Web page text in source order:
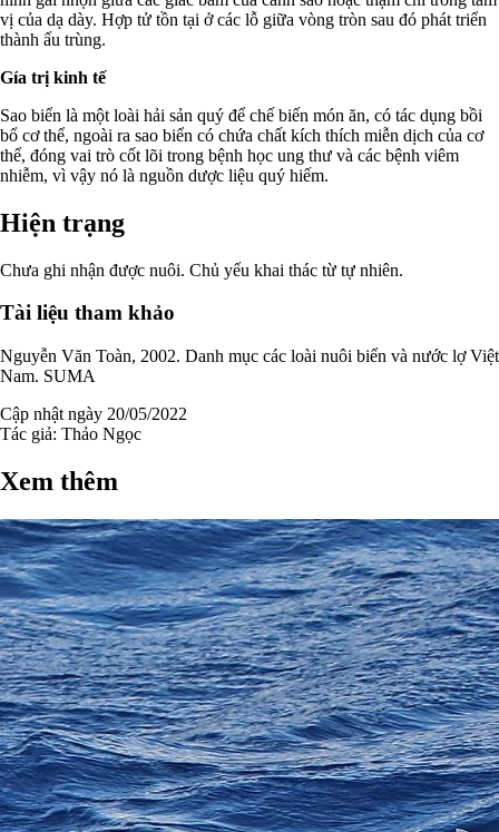
vị của dạ dày. Hợp tử tồn tại ở các lỗ giữa vòng tròn sau đó phát triển
thành ấu trùng.
Gía trị kinh tế
Sao biển là một loài hải sản quý để chế biến món ăn, có tác dụng bồi
bổ cơ thể, ngoài ra sao biển có chứa chất kích thích miễn dịch của cơ
thể, đóng vai trò cốt lõi trong bệnh học ung thư và các bệnh viêm
nhiễm, vì vậy nó là nguồn dược liệu quý hiếm.
Hiện trạng
Chưa ghi nhận được nuôi. Chủ yếu khai thác từ tự nhiên.
Tài liệu tham khảo
Nguyễn Văn Toàn, 2002. Danh mục các loài nuôi biển và nước lợ Việt
Nam. SUMA
Cập nhật ngày 20/05/2022
Tác giả: Thảo Ngọc
Xem thêm